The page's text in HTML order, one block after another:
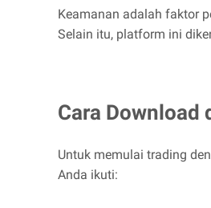
Keamanan adalah faktor
Selain itu, platform ini
Cara Download
Untuk memulai trading
Anda ikuti: